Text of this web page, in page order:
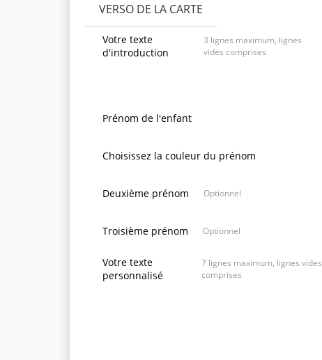
VERSO DE LA CARTE
Votre texte
d'introduction
3 lignes maximum, lignes
vides comprises
Prénom de l'enfant
Choisissez la couleur du prénom
Deuxième prénom Optionnel
Troisième prénom Optionnel
Votre texte
personnalisé
7 lignes maximum, lignes vides
comprises